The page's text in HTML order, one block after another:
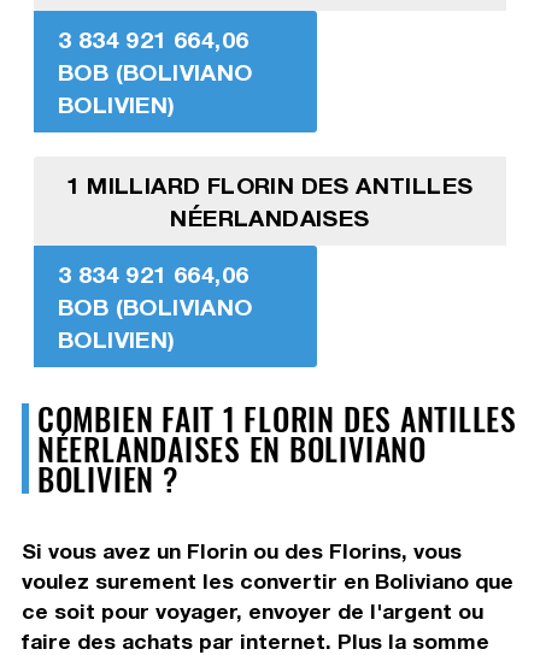
3 834 921 664,06
BOB (BOLIVIANO
BOLIVIEN)
1 MILLIARD FLORIN DES ANTILLES
NÉERLANDAISES
3 834 921 664,06
BOB (BOLIVIANO
BOLIVIEN)
COMBIEN FAIT 1 FLORIN DES ANTILLES
NÉERLANDAISES EN BOLIVIANO
BOLIVIEN ?
Si vous avez un Florin ou des Florins, vous
voulez surement les convertir en Boliviano que
ce soit pour voyager, envoyer de l'argent ou
faire des achats par internet. Plus la somme